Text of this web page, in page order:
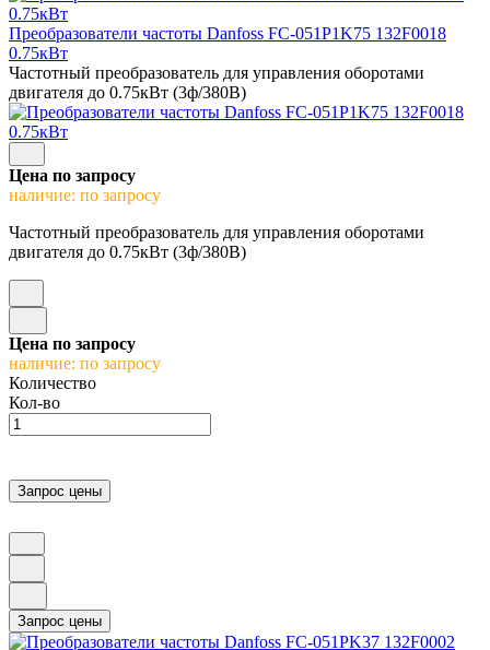
Преобразователи частоты Danfoss FC-051P1K75 132F0018
0.75кВт
Частотный преобразователь для управления оборотами
двигателя до 0.75кВт (3ф/380В)
Цена по запросу
наличие: по запросу
Частотный преобразователь для управления оборотами
двигателя до 0.75кВт (3ф/380В)
Цена по запросу
наличие: по запросу
Количество
Кол-во